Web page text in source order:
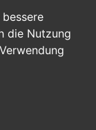
die Nutzung